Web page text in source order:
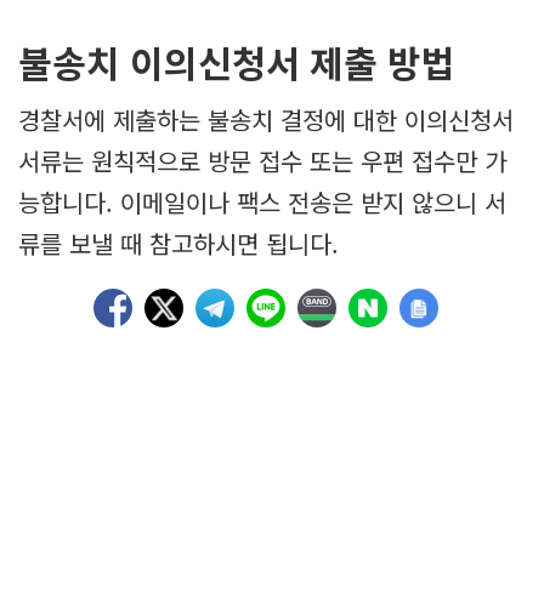
불송치 이의신청서 제출 방법
경찰서에 제출하는 불송치 결정에 대한 이의신청서
서류는 원칙적으로 방문 접수 또는 우편 접수만 가
능합니다. 이메일이나 팩스 전송은 받지 않으니 서
류를 보낼 때 참고하시면 됩니다.